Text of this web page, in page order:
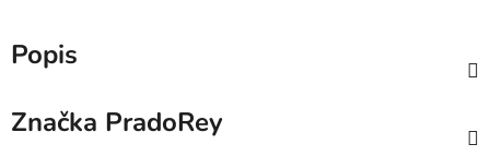
Popis
Značka PradoRey